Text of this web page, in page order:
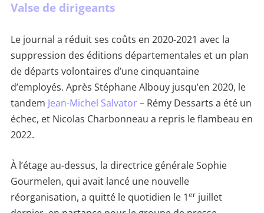
Valse de dirigeants
Le journal a réduit ses coûts en 2020-2021 avec la
suppression des éditions départementales et un plan
de départs volontaires d’une cinquantaine
d’employés. Après Stéphane Albouy jusqu’en 2020, le
tandem Jean-Michel Salvator– Rémy Dessarts a été un
échec, et Nicolas Charbonneau a repris le flambeau en
2022.
À l’étage au-dessus, la directrice générale Sophie
Gourmelen, qui avait lancé une nouvelle
réorganisation, a quitté le quotidien le 1erjuillet